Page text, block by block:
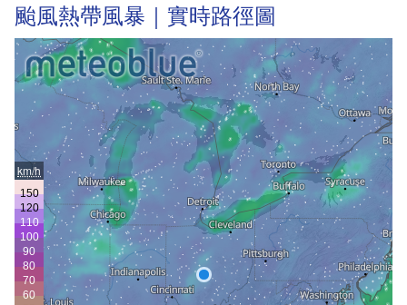
颱風熱帶風暴｜實時路徑圖